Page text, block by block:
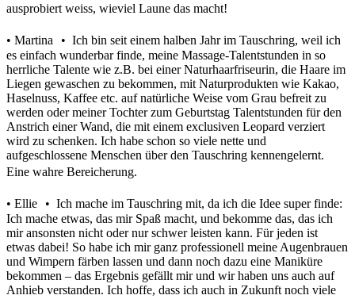
ausprobiert weiss, wieviel Laune das macht!
• Martina • Ich bin seit einem halben Jahr im Tauschring, weil ich
es einfach wunderbar finde, meine Massage-Talentstunden in so
herrliche Talente wie z.B. bei einer Naturhaarfriseurin, die Haare im
Liegen gewaschen zu bekommen, mit Naturprodukten wie Kakao,
Haselnuss, Kaffee etc. auf natürliche Weise vom Grau befreit zu
werden oder meiner Tochter zum Geburtstag Talentstunden für den
Anstrich einer Wand, die mit einem exclusiven Leopard verziert
wird zu schenken. Ich habe schon so viele nette und
aufgeschlossene Menschen über den Tauschring kennengelernt.
Eine wahre Bereicherung.
• Ellie • Ich mache im Tauschring mit, da ich die Idee super finde:
Ich mache etwas, das mir Spaß macht, und bekomme das, das ich
mir ansonsten nicht oder nur schwer leisten kann. Für jeden ist
etwas dabei! So habe ich mir ganz professionell meine Augenbrauen
und Wimpern färben lassen und dann noch dazu eine Maniküre
bekommen – das Ergebnis gefällt mir und wir haben uns auch auf
Anhieb verstanden. Ich hoffe, dass ich auch in Zukunft noch viele